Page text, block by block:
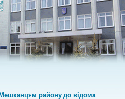
Мешканцям району до відома